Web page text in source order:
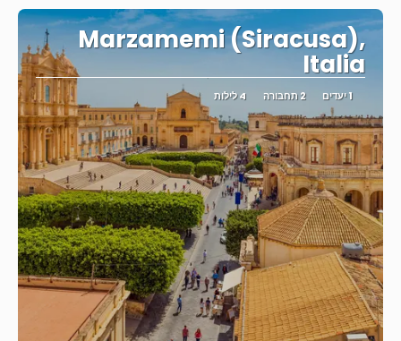
Marzamemi (Siracusa),
Italia
1 יעדים 2 תחבורה 4 לילות